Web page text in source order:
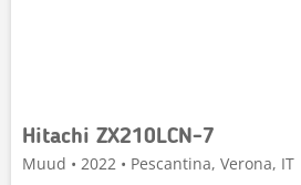
Hitachi ZX210LCN-7
Muud • 2022 • Pescantina, Verona, IT